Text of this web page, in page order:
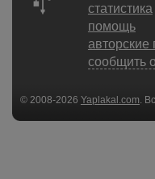
статистика
помощь
авторские
сообщить
© 2008-2026 Yaplakal.com .
соглашения.